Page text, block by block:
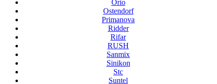
Orio
Ostendorf
Primanova
Ridder
Rifar
RUSH
Sanmix
Sinikon
Stc
Suntel